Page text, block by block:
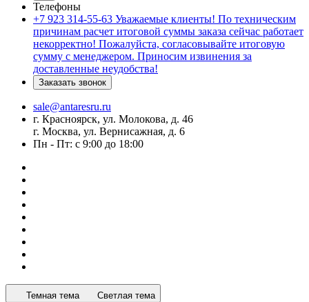
Телефоны
+7 923 314-55-63 Уважаемые клиенты! По техническим
причинам расчет итоговой суммы заказа сейчас работает
некорректно! Пожалуйста, согласовывайте итоговую
сумму с менеджером. Приносим извинения за
доставленные неудобства!
Заказать звонок
sale@antaresru.ru
г. Красноярск, ул. Молокова, д. 46
г. Москва, ул. Вернисажная, д. 6
Пн - Пт: с 9:00 до 18:00
Темная тема Светлая тема